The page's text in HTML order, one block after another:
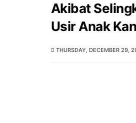
Akibat
Usir Anak
THURSDAY, DECEMBER 29,